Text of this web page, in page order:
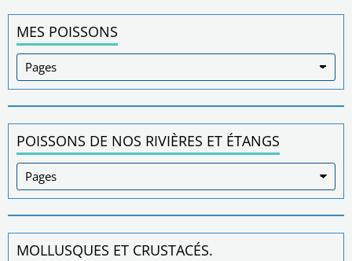
MES POISSONS
POISSONS DE NOS RIVIÈRES ET ÉTANGS
MOLLUSQUES ET CRUSTACÉS.